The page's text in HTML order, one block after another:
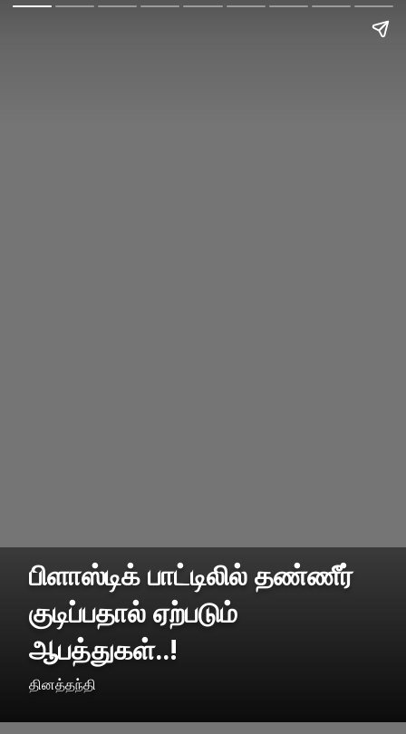
பிளாஸ்டிக் பாட்டிலில் தண்ணீர்
குடிப்பதால் ஏற்படும்
ஆபத்துகள்..!
தினத்தந்தி